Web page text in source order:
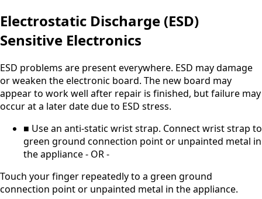
Electrostatic Discharge (ESD)
Sensitive Electronics
ESD problems are present everywhere. ESD may damage
or weaken the electronic board. The new board may
appear to work well after repair is finished, but failure may
occur at a later date due to ESD stress.
■ Use an anti-static wrist strap. Connect wrist strap to
green ground connection point or unpainted metal in
the appliance - OR -
Touch your finger repeatedly to a green ground
connection point or unpainted metal in the appliance.